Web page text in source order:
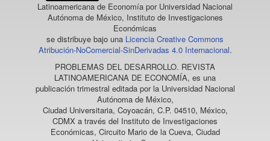
Latinoamericana de Economía por Universidad Nacional
Autónoma de México, Instituto de Investigaciones
Económicas
se distribuye bajo una Licencia Creative Commons
Atribución-NoComercial-SinDerivadas 4.0 Internacional.
PROBLEMAS DEL DESARROLLO. REVISTA
LATINOAMERICANA DE ECONOMÍA, es una
publicación trimestral editada por la Universidad Nacional
Autónoma de México,
Ciudad Universitaria, Coyoacán, C.P. 04510, México,
CDMX a través del Instituto de Investigaciones
Económicas, Circuito Mario de la Cueva, Ciudad